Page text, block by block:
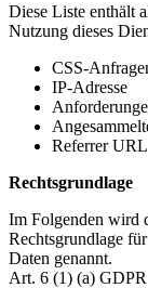
Diese Liste enthält
Nutzung dieses
CSS-
IP-Adresse
Referrer URL
Rechtsgrundlage
Im Folgenden wird
Rechtsgrundlage
Daten genannt.
Art. 6 (1) (a) GDPR